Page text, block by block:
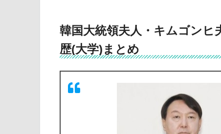
韓国大統領夫人・キムゴン
歴(大学)まとめ